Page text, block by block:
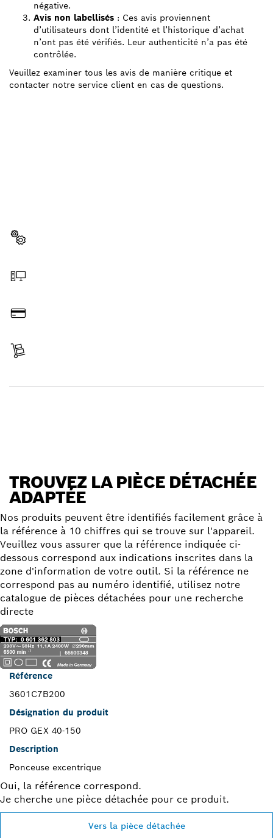
négative.
Avis non labellisés : Ces avis proviennent
d’utilisateurs dont l’identité et l’historique d’achat
n’ont pas été vérifiés. Leur authenticité n’a pas été
contrôlée.
Veuillez examiner tous les avis de manière critique et
contacter notre service client en cas de questions.
TROUVEZ LA PIÈCE DÉTACHÉE
ADAPTÉE
Nos produits peuvent être identifiés facilement grâce à
la référence à 10 chiffres qui se trouve sur l'appareil.
Veuillez vous assurer que la référence indiquée ci-
dessous correspond aux indications inscrites dans la
zone d'information de votre outil. Si la référence ne
correspond pas au numéro identifié, utilisez notre
catalogue de pièces détachées pour une recherche
directe
Référence
3601C7B200
Désignation du produit
PRO GEX 40-150
Description
Ponceuse excentrique
Oui, la référence correspond.
Je cherche une pièce détachée pour ce produit.
Vers la pièce détachée